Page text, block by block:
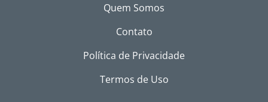
Quem Somos
Contato
Política de Privacidade
Termos de Uso